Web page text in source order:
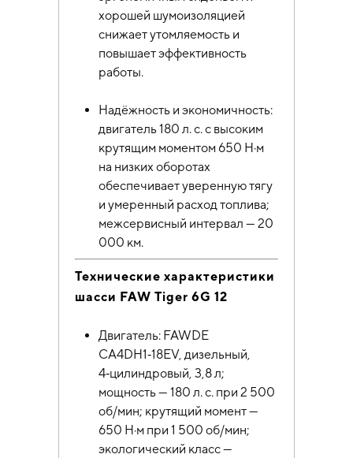
хорошей шумоизоляцией
снижает утомляемость и
повышает эффективность
работы.
Надёжность и экономичность:
двигатель 180 л. с. с высоким
крутящим моментом 650 Н·м
на низких оборотах
обеспечивает уверенную тягу
и умеренный расход топлива;
межсервисный интервал — 20
000 км.
Технические характеристики
шасси FAW Tiger 6G 12
Двигатель: FAWDE
CA4DH1‑18EV, дизельный,
4‑цилиндровый, 3,8 л;
мощность — 180 л. с. при 2 500
об/мин; крутящий момент —
650 Н·м при 1 500 об/мин;
экологический класс —